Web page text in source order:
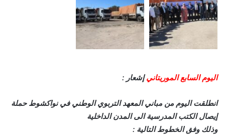
اليوم السابع الموريتانيإشعار :
انطلقت اليوم من مباني المعهد التربوي الوطني في نواكشوط حملة
إيصال الكتب المدرسية الى المدن الداخلية
وذلك وفق الخطوط التالية :